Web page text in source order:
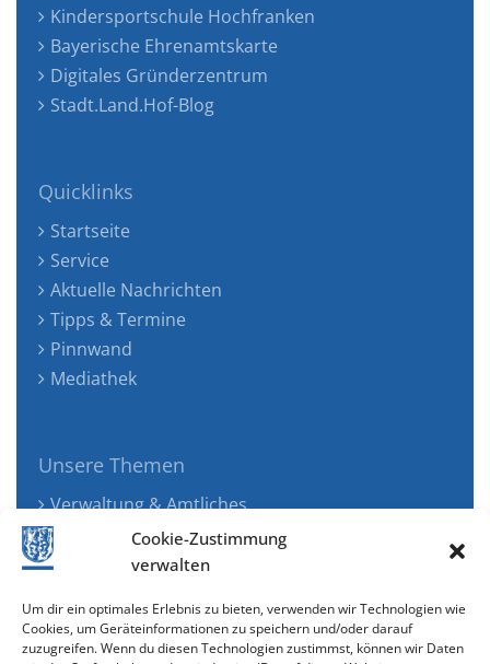
Cookie-Zustimmung
verwalten
Um dir ein optimales Erlebnis zu bieten, verwenden wir Technologien wie
Cookies, um Geräteinformationen zu speichern und/oder darauf
zuzugreifen. Wenn du diesen Technologien zustimmst, können wir Daten
Kindersportschule Hochfranken
Bayerische Ehrenamtskarte
Digitales Gründerzentrum
Stadt.Land.Hof-Blog
Quicklinks
Startseite
Service
Aktuelle Nachrichten
Tipps & Termine
Pinnwand
Mediathek
Unsere Themen
Verwaltung & Amtliches
Jugend, Familie & Gesundheit
Tourismus, Freizeit & Ökologie
Wirtschaft & Verkehr
Senioren & Inklusion